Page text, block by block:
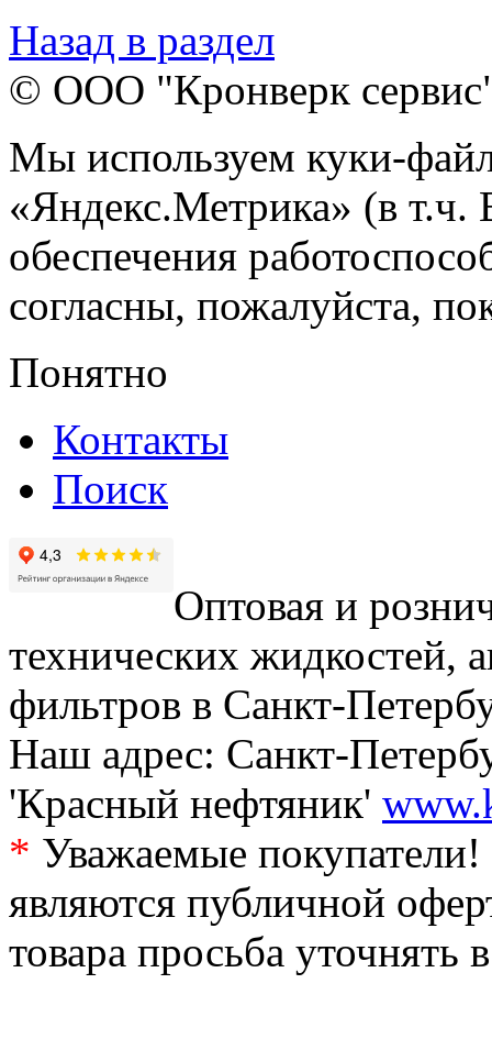
Назад в раздел
© ООО "Кронверк
Мы используем куки-
«Яндекс.Метрика» (в т.ч.
обеспечения
согласны, пожалуйста,
Понятно
Контакты
Поиск
Оптовая и
технических жидкостей,
фильтров в Санкт-
Наш адрес: Санкт-
'Красный нефтяник'
* Уважаемые
являются публичной
товара просьба уточнять